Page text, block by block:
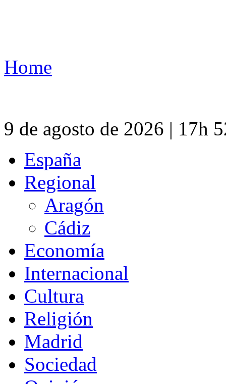
Home
9 de agosto de 2026 | 17h
España
Regional
Aragón
Cádiz
Economía
Internacional
Cultura
Religión
Madrid
Sociedad